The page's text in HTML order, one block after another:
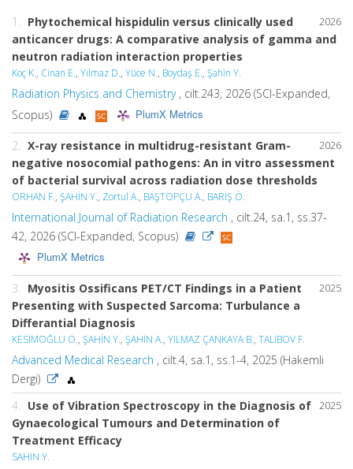
2026
1. Phytochemical hispidulin versus clinically used
anticancer drugs: A comparative analysis of gamma and
neutron radiation interaction properties
Koç K., Cinan E., Yılmaz D., Yüce N., Boydaş E., Şahin Y.
Radiation Physics and Chemistry, cilt.243, 2026 (SCI-Expanded,
Scopus)
PlumX Metrics
2026
2. X-ray resistance in multidrug-resistant Gram-
negative nosocomial pathogens: An in vitro assessment
of bacterial survival across radiation dose thresholds
ORHAN F., ŞAHİN Y., Zortul A., BAŞTOPÇU A., BARIŞ Ö.
International Journal of Radiation Research , cilt.24, sa.1, ss.37-
42, 2026 (SCI-Expanded, Scopus)
PlumX Metrics
2025
3. Myositis Ossificans PET/CT Findings in a Patient
Presenting with Suspected Sarcoma: Turbulance a
Differantial Diagnosis
KESİMOĞLU O., ŞAHİN Y., ŞAHİN A., YILMAZ ÇANKAYA B., TALİBOV F.
Advanced Medical Research , cilt.4, sa.1, ss.1-4, 2025 (Hakemli
Dergi)
2025
4. Use of Vibration Spectroscopy in the Diagnosis of
Gynaecological Tumours and Determination of
Treatment Efficacy
SAHIN Y.